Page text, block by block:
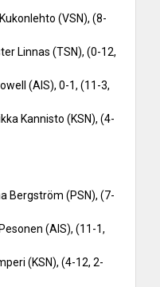
(VSN), (8-
Linnas (TSN), (0-12,
(AIS), 0-1, (11-3,
Kannisto (KSN), (4-
Bergström (PSN), (7-
(AIS), (11-1,
(KSN), (4-12, 2-